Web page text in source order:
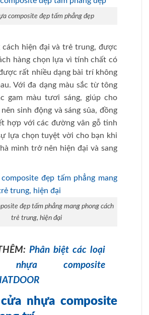
composite đẹp tấm phẳng đẹp
cách hiện đại và trẻ trung, được
hàng chọn lựa vì tính chất có
rất nhiều dạng bài trí không
Với đa dạng màu sắc từ tông
gam màu tươi sáng, giúp cho
sinh động và sáng sủa, đồng
hợp với các đường vân gỗ tinh
lựa chọn tuyệt vời cho bạn khi
mình trở nên hiện đại và sang
đẹp tấm phẳng mang phong cách
trẻ trung, hiện đại
Phân biệt các loại
composite
nhựa composite